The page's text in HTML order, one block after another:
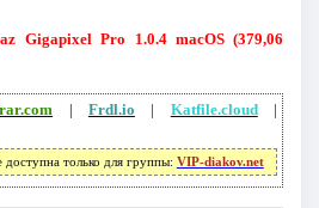
Gigapixel Pro 1.0.4 macOS (379,06
| Frdl.io | Katfile.cloud|
доступна только для группы: VIP-diakov.net